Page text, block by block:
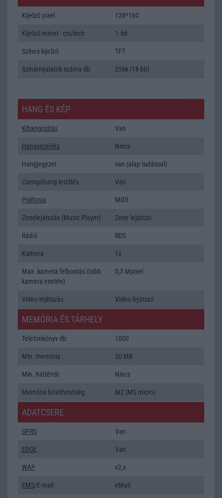
Kijelző pixel 128*160
Kijelző méret - col/inch 1.66
Színes kijelző TFT
Színárnyalatok száma db 256k (18 bit)
HANG ÉS KÉP
Kihangositás Van
Hangvezérlés Nincs
Hangjegyzet van (alap tudással)
Csengőhang letöltés Van
Polifonia MIDI
Zenelejátszás (Music Player) Zene lejátszó
Rádió RDS
Kamera 1x
Max. kamera felbontás (több
kamera esetén)
0,3 Mpixel
Video lejátszás Video lejátszó
MEMÓRIA ÉS TÁRHELY
Telefonkönyv db 1000
Min. memória 20 MB
Min. háttértár Nincs
Memória bővíthetőség M2 (MS micro)
ADATCSERE
GPRS Van
EDGE Van
WAP v2,x
EMS/E-mail eMail